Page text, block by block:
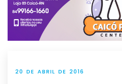
20 DE ABRIL DE 2016